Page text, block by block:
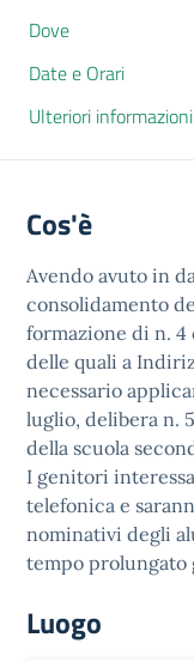
Dove
Date e Orari
Ulteriori informazioni
Cos'è
Avendo avuto in
consolidamento
formazione di n. 4
delle quali a
necessario
luglio, delibera n.
della scuola
I genitori
telefonica e
nominativi degli
tempo prolungato
Luogo